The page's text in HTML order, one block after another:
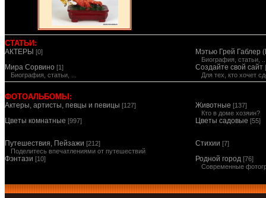
СТАТЬИ:
АКТЕРЫ [0] Мэтью Грей Габлер
Биография, статьи,
Мира Сорвино [1]
Биография, статьи, ...
Создайте свой сайт
Для тех, кто хочет
ФОТОАЛЬБОМЫ:
Актеры, артисты, певцы и певицы [127] Животные [137]
Кто в доме хозяин?
Цветы комнатные [997] Цветы садовые [55]
Путешествия, Пейзажи [212]
Поделитесь впечатлениями от путешествий
Стихии [7]
Фэнтази [10] Родной город [76]
Современные